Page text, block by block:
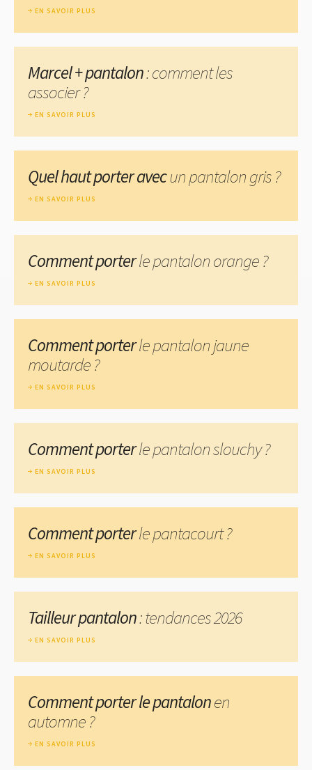
EN SAVOIR PLUS
Marcel + pantalon: comment les
associer ?
EN SAVOIR PLUS
Quel haut porter avecun pantalon gris ?
EN SAVOIR PLUS
Comment porterle pantalon orange ?
EN SAVOIR PLUS
Comment porterle pantalon jaune
moutarde ?
EN SAVOIR PLUS
Comment porterle pantalon slouchy ?
EN SAVOIR PLUS
Comment porterle pantacourt ?
EN SAVOIR PLUS
Tailleur pantalon: tendances 2026
EN SAVOIR PLUS
Comment porter le pantalonen
automne ?
EN SAVOIR PLUS